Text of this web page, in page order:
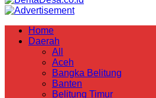
Home
Daerah
All
Aceh
Bangka Belitung
Banten
Belitung Timur